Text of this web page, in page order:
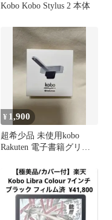
Kobo Kobo Stylus 2 本体
¥ 1,900
超希少品 未使用kobo
Rakuten 電子書籍グリッ